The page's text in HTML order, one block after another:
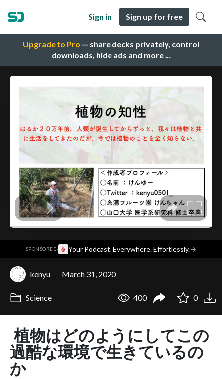
Upgrade to Pro — share decks privately, control
downloads, hide ads and more …
Sign in Sign up for free
SPONSORED· Your Podcast. Everywhere. Effortlessly.→
kenyu March 31, 2020
Science 400 0
植物はどのようにしてこの
過酷な環境で生きているの
か